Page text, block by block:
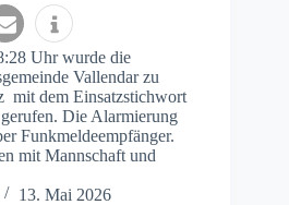
Uhr wurde die
Vallendar zu
mit dem Einsatzstichwort
Die Alarmierung
Funkmeldeempfänger.
mit Mannschaft und
13. Mai 2026